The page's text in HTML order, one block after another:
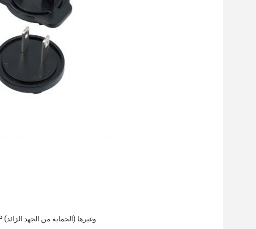
الحماية: OCP (الحماية من التيار الزائد) ، OLP (الحماية من الحمل الزائد) ، OVP (الحماية من الجهد الزائد) وغيرها